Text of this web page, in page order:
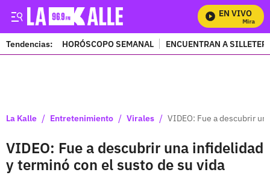
EN VIVO
Mira
Tendencias: HORÓSCOPO SEMANAL ENCUENTRAN A
La Kalle / Entretenimiento / Virales / VIDEO: Fue a descubrir
VIDEO: Fue a descubrir una infidelidad
y terminó con el susto de su vida